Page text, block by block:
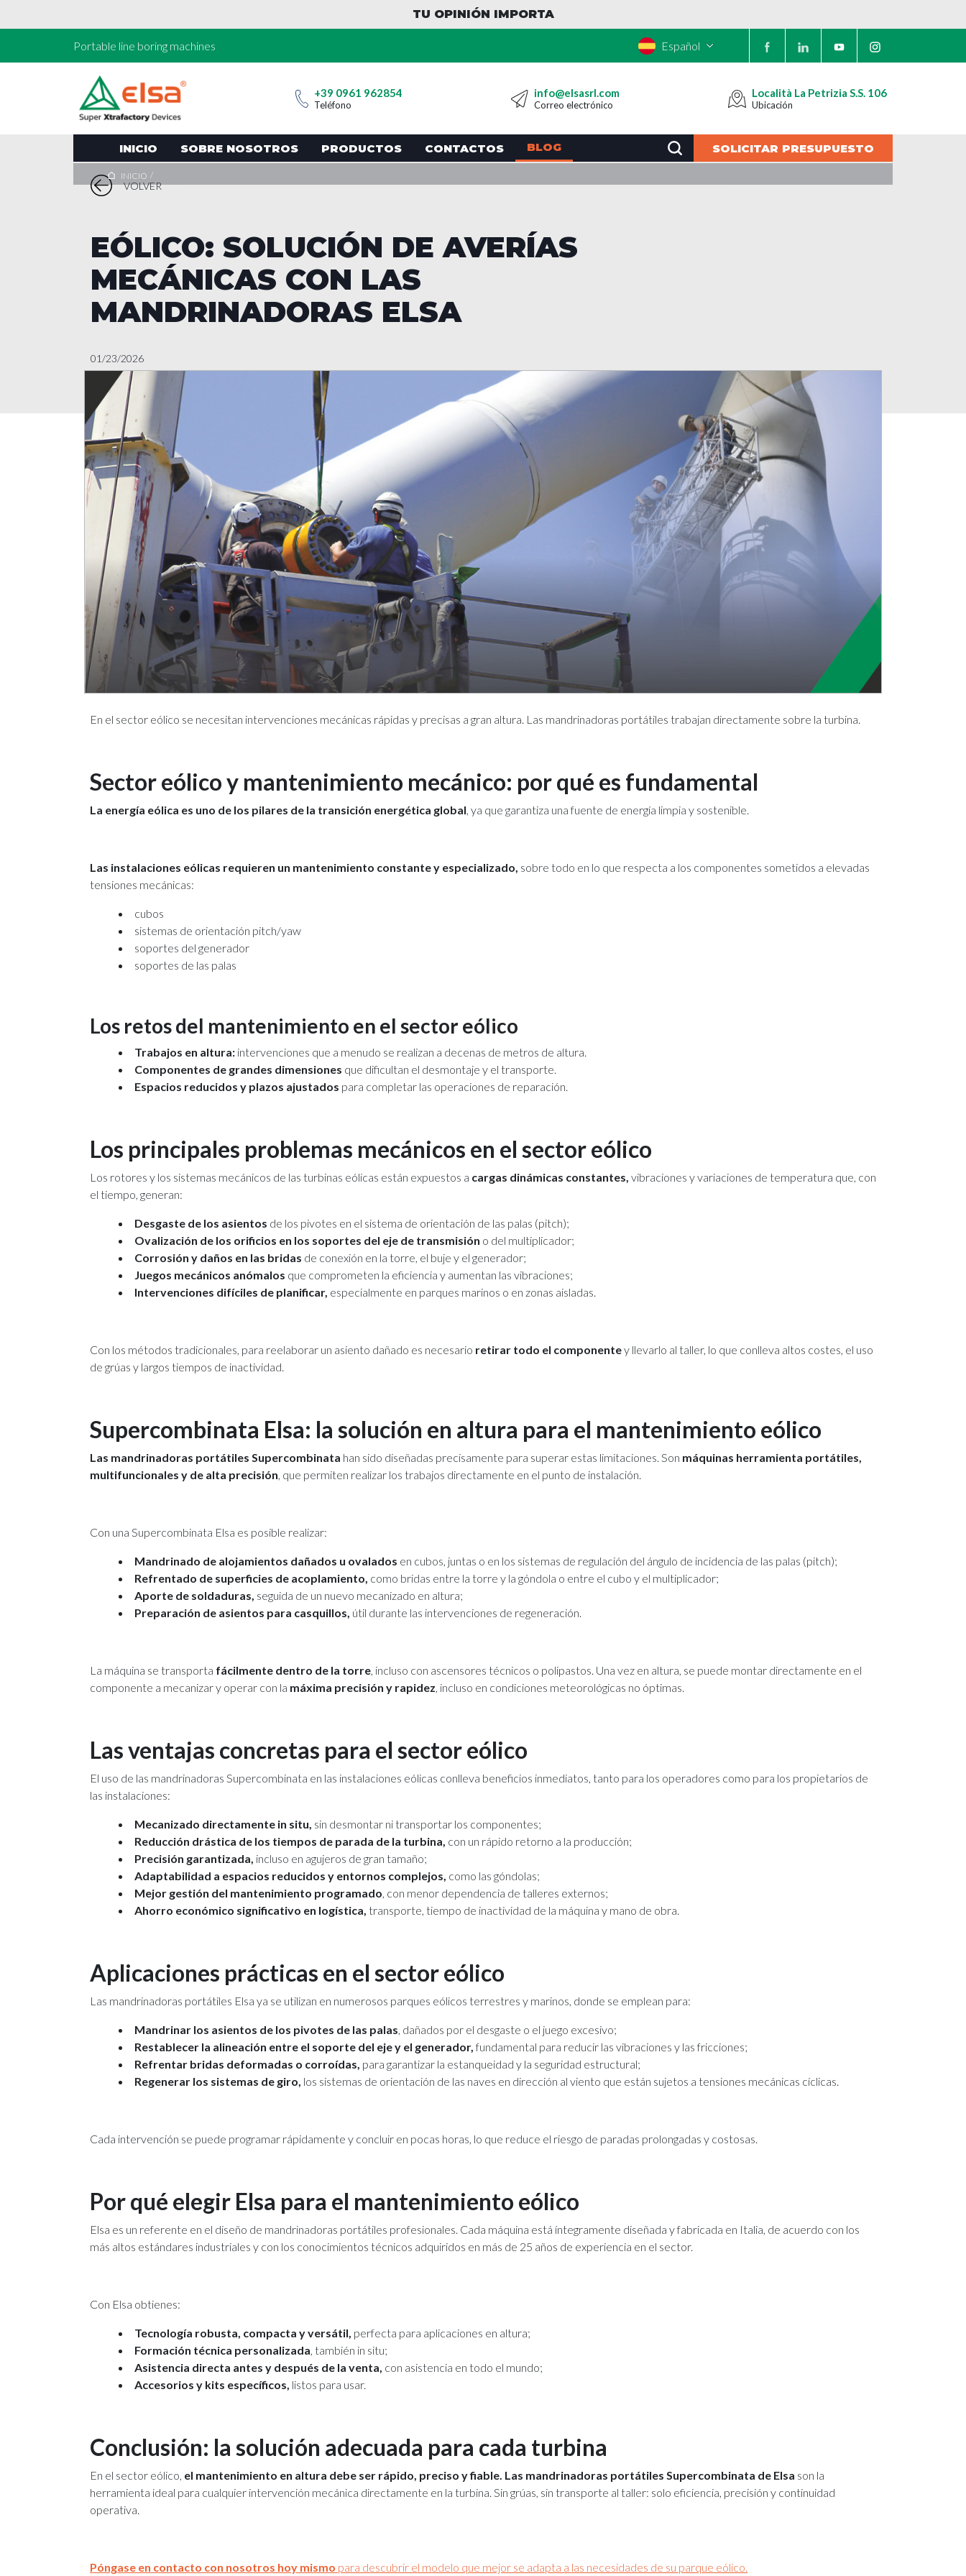
TU OPINIÓN IMPORTA
Portable line boring machines Español
+39 0961 962854
Teléfono
info@elsasrl.com
Correo electrónico
Località La Petrizia S.S. 106
Ubicación
INICIO SOBRE NOSOTROS PRODUCTOS CONTACTOS BLOG SOLICITAR PRESUPUESTO
INICIO /
VOLVER
EÓLICO: SOLUCIÓN DE AVERÍAS
MECÁNICAS CON LAS
MANDRINADORAS ELSA
01/23/2026
En el sector eólico se necesitan intervenciones mecánicas rápidas y precisas a gran altura. Las mandrinadoras portátiles trabajan directamente sobre la turbina.
Sector eólico y mantenimiento mecánico: por qué es fundamental
La energía eólica es uno de los pilares de la transición energética global, ya que garantiza una fuente de energía limpia y sostenible.
Las instalaciones eólicas requieren un mantenimiento constante y especializado, sobre todo en lo que respecta a los componentes sometidos a elevadas
tensiones mecánicas:
cubos
sistemas de orientación pitch/yaw
soportes del generador
soportes de las palas
Los retos del mantenimiento en el sector eólico
Trabajos en altura: intervenciones que a menudo se realizan a decenas de metros de altura.
Componentes de grandes dimensiones que dificultan el desmontaje y el transporte.
Espacios reducidos y plazos ajustados para completar las operaciones de reparación.
Los principales problemas mecánicos en el sector eólico
Los rotores y los sistemas mecánicos de las turbinas eólicas están expuestos a cargas dinámicas constantes, vibraciones y variaciones de temperatura que, con
el tiempo, generan:
Desgaste de los asientos de los pivotes en el sistema de orientación de las palas (pitch);
Ovalización de los orificios en los soportes del eje de transmisión o del multiplicador;
Corrosión y daños en las bridas de conexión en la torre, el buje y el generador;
Juegos mecánicos anómalos que comprometen la eficiencia y aumentan las vibraciones;
Intervenciones difíciles de planificar, especialmente en parques marinos o en zonas aisladas.
Con los métodos tradicionales, para reelaborar un asiento dañado es necesario retirar todo el componentey llevarlo al taller, lo que conlleva altos costes, el uso
de grúas y largos tiempos de inactividad.
Supercombinata Elsa: la solución en altura para el mantenimiento eólico
Las mandrinadoras portátiles Supercombinata han sido diseñadas precisamente para superar estas limitaciones. Son máquinas herramienta portátiles,
multifuncionales y de alta precisión, que permiten realizar los trabajos directamente en el punto de instalación.
Con una Supercombinata Elsa es posible realizar:
Mandrinado de alojamientos dañados u ovalados en cubos, juntas o en los sistemas de regulación del ángulo de incidencia de las palas (pitch);
Refrentado de superficies de acoplamiento, como bridas entre la torre y la góndola o entre el cubo y el multiplicador;
Aporte de soldaduras, seguida de un nuevo mecanizado en altura;
Preparación de asientos para casquillos, útil durante las intervenciones de regeneración.
La máquina se transporta fácilmente dentro de la torre, incluso con ascensores técnicos o polipastos. Una vez en altura, se puede montar directamente en el
componente a mecanizar y operar con la máxima precisión y rapidez, incluso en condiciones meteorológicas no óptimas.
Las ventajas concretas para el sector eólico
El uso de las mandrinadoras Supercombinata en las instalaciones eólicas conlleva beneficios inmediatos, tanto para los operadores como para los propietarios de
las instalaciones:
Mecanizado directamente in situ, sin desmontar ni transportar los componentes;
Reducción drástica de los tiempos de parada de la turbina, con un rápido retorno a la producción;
Precisión garantizada, incluso en agujeros de gran tamaño;
Adaptabilidad a espacios reducidos y entornos complejos, como las góndolas;
Mejor gestión del mantenimiento programado, con menor dependencia de talleres externos;
Ahorro económico significativo en logística, transporte, tiempo de inactividad de la máquina y mano de obra.
Aplicaciones prácticas en el sector eólico
Las mandrinadoras portátiles Elsa ya se utilizan en numerosos parques eólicos terrestres y marinos, donde se emplean para:
Mandrinar los asientos de los pivotes de las palas, dañados por el desgaste o el juego excesivo;
Restablecer la alineación entre el soporte del eje y el generador,fundamental para reducir las vibraciones y las fricciones;
Refrentar bridas deformadas o corroídas, para garantizar la estanqueidad y la seguridad estructural;
Regenerar los sistemas de giro, los sistemas de orientación de las naves en dirección al viento que están sujetos a tensiones mecánicas cíclicas.
Cada intervención se puede programar rápidamente y concluir en pocas horas, lo que reduce el riesgo de paradas prolongadas y costosas.
Por qué elegir Elsa para el mantenimiento eólico
Elsa es un referente en el diseño de mandrinadoras portátiles profesionales. Cada máquina está íntegramente diseñada y fabricada en Italia, de acuerdo con los
más altos estándares industriales y con los conocimientos técnicos adquiridos en más de 25 años de experiencia en el sector.
Con Elsa obtienes:
Tecnología robusta, compacta y versátil, perfecta para aplicaciones en altura;
Formación técnica personalizada, también in situ;
Asistencia directa antes y después de la venta, con asistencia en todo el mundo;
Accesorios y kits específicos, listos para usar.
Conclusión: la solución adecuada para cada turbina
En el sector eólico, el mantenimiento en altura debe ser rápido, preciso y fiable. Las mandrinadoras portátiles Supercombinata de Elsa son la
herramienta ideal para cualquier intervención mecánica directamente en la turbina. Sin grúas, sin transporte al taller: solo eficiencia, precisión y continuidad
operativa.
Póngase en contacto con nosotros hoy mismo para descubrir el modelo que mejor se adapta a las necesidades de su parque eólico.